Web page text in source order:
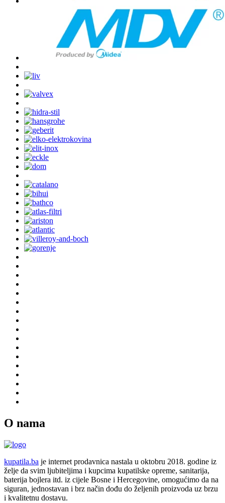
O nama
kupatila.ba je internet prodavnica nastala u oktobru 2018. godine iz
želje da svim ljubiteljima i kupcima kupatilske opreme, sanitarija,
baterija bojlera itd. iz cijele Bosne i Hercegovine, omogućimo da na
siguran, jednostavan i brz način dođu do željenih proizvoda uz brzu
i kvalitetnu dostavu.